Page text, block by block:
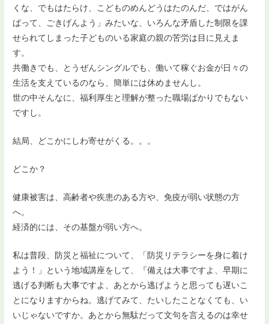
くな、でもはたらけ、こどものめんどうはたのんだ、ではがん
ばって、ごきげんよう」みたいな、いろんな矛盾した制限を課
せられてしまった子どものいる家庭の親の苦労は目に見えま
す。
共働きでも、とうぜんシングルでも、働いて稼ぐお金が日々の
生活を支えているのなら、簡単には休めませんし。
世の中そんなに、福利厚生と理解が整った職場ばかりでもない
ですし。
結局、どこかにしわ寄せがくる。。。
どこか？
健康被害は、高齢者や疾患のある方や、免疫が弱い状態の方
へ。
経済的には、その基盤が弱い方へ。
私は普段、防災と福祉について、「防災リテラシーを身に着け
よう！」という地域講座をして、『備えは大事ですよ、早期に
逃げる判断も大事ですよ、あとから逃げようと思っても遅いこ
とになりますからね。逃げてみて、たいしたことなくても、い
いじゃないですか。あとから無駄だって文句を言えるのは幸せ